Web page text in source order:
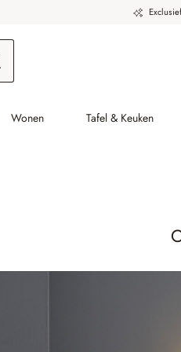
Wonen Tafel & Keuken